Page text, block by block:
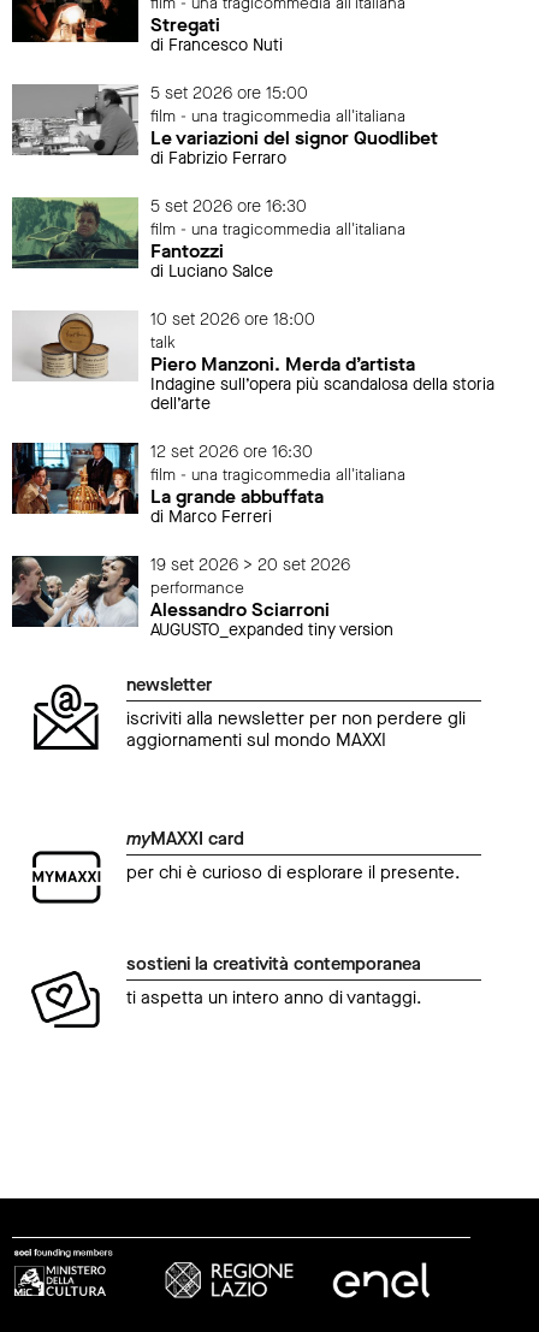
Stregati
di Francesco Nuti
5 set 2026 ore 15:00
film - una tragicommedia all'italiana
Le variazioni del signor Quodlibet
di Fabrizio Ferraro
5 set 2026 ore 16:30
film - una tragicommedia all'italiana
Fantozzi
di Luciano Salce
10 set 2026 ore 18:00
talk
Piero Manzoni. Merda d’artista
Indagine sull’opera più scandalosa della storia
dell’arte
12 set 2026 ore 16:30
film - una tragicommedia all'italiana
La grande abbuffata
di Marco Ferreri
19 set 2026 > 20 set 2026
performance
Alessandro Sciarroni
AUGUSTO_expanded tiny version
newsletter
iscriviti alla newsletter per non perdere gli
aggiornamenti sul mondo MAXXI
myMAXXI card
per chi è curioso di esplorare il presente.
sostieni la creatività contemporanea
ti aspetta un intero anno di vantaggi.